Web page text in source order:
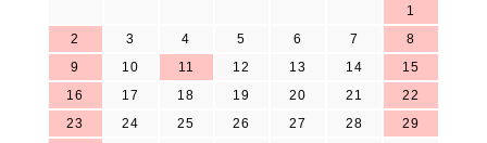
ケーブル（赤／黒）各1点 ・ジャンパーワイヤ 5点 ・
プローブ針（予備）4点 以上を同梱したセットです。
（型式6003と6023×2のセット）
主な仕様
1
2
3 4 5 6 7
8
9
10 11 12 13 14
15
16
17 18 19 20 21
22
23
24 25 26 27 28
29